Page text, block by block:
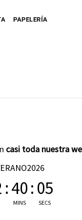
Adhesiva
Colgante
PAPELERÍA
casi toda nuestra
:40
MINS
: 04
SECS